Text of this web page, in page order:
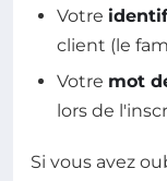
Votre
client (le
Votre mot
lors de
Si vous avez